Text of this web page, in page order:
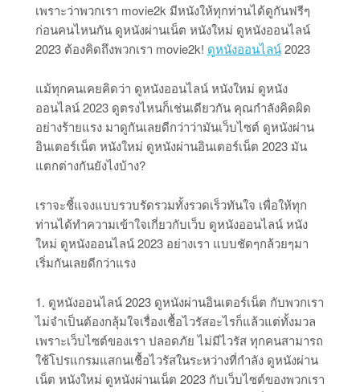
เพราะว่าพวกเรา movie2k มีหนังให้ทุกท่านได้ดูกันฟรีๆ
ก่อนคนไหนกัน ดูหนังผ่านเน็ต หนังใหม่ ดูหนังออนไลน์
2023 ต้องคิดถึงพวกเรา movie2k! ดูหนังออนไลน์2023
แม้ทุกคนเคยคิดว่า ดูหนังออนไลน์ หนังใหม่ ดูหนัง
ออนไลน์ 2023 ดูตรงไหนก็เช่นเดียวกัน คุณกำลังคิดผิด
อย่างร้ายแรง มาดูกันเลยดีกว่าว่ามันเว็บไซต์ ดูหนังผ่าน
อินเตอร์เน็ต หนังใหม่ ดูหนังผ่านอินเตอร์เน็ต 2023 มัน
แตกต่างกันยังไงบ้าง?
เราจะชี้แจงแบบรวบรัดรวมทั้งรวดเร็วทันใจ เพื่อให้ทุก
ท่านได้ทำความเข้าใจเกี่ยวกับเว็บ ดูหนังออนไลน์ หนัง
ใหม่ ดูหนังออนไลน์ 2023 อย่างเรา แบบชัดๆกล้วยๆมา
เริ่มกันเลยดีกว่าแรง
1. ดูหนังออนไลน์ 2023 ดูหนังผ่านอินเตอร์เน็ต กับพวกเรา
ไม่จำเป็นต้องกลุ้มใจเรื่องเชื้อไวรัสอะไรก็แล้วแต่ทั้งมวล
เพราะเว็บไซต์ของเรา ปลอดภัย ไม่มีไวรัส ทุกคนสามารถ
ใช้โปรแกรมแสกนเชื้อไวรัสในระหว่างที่กำลัง ดูหนังผ่าน
เน็ต หนังใหม่ ดูหนังผ่านเน็ต 2023 กับเว็บไซต์ของพวกเรา